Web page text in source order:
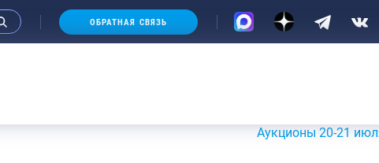
ОБРАТНАЯ СВЯЗЬ
Аукционы 20-21 июля 2026 г.